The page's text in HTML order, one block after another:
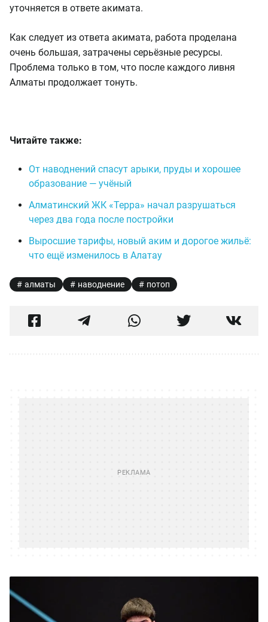
уточняется в ответе акимата.
Как следует из ответа акимата, работа проделана
очень большая, затрачены серьёзные ресурсы.
Проблема только в том, что после каждого ливня
Алматы продолжает тонуть.
Читайте также:
От наводнений спасут арыки, пруды и хорошее
образование — учёный
Алматинский ЖК «Терра» начал разрушаться
через два года после постройки
Выросшие тарифы, новый аким и дорогое жильё:
что ещё изменилось в Алатау
алматы наводнение потоп